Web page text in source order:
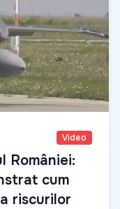
Video
României:
cum
riscurilor